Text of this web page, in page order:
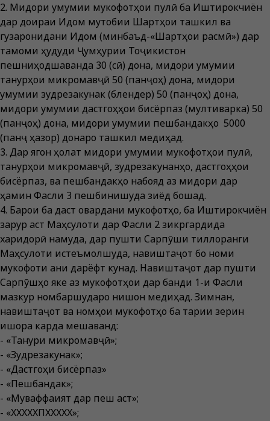
2. Миқдори умумии мукофотҳои пулӣ ба Иштирокчиён
дар доираи Иқдом мутобиқи Шартҳои ташкил ва
гузаронидани Иқдом (минбаъд-«Шартҳои расмӣ») дар
тамоми ҳудуди Ҷумҳурии Тоҷикистон
пешниҳодшаванда 30 (сӣ) дона, миқдори умумии
танурҳои микромавҷӣ 50 (панҷоҳ) дона, миқдори
умумии зудрезакунак (блендер) 50 (панҷоҳ) дона,
миқдори умумии дастгоҳҳои бисёрпаз (мултиварка) 50
(панҷоҳ) дона, миқдори умумии пешбандакҳо 5000
(панҷ ҳазор) донаро ташкил медиҳад.
3. Дар ягон ҳолат миқдори умумии мукофотҳои пулӣ,
танурҳои микромавҷӣ, зудрезакунанҳо, дастгоҳҳои
бисёрпаз, ва пешбандакҳо набояд аз миқдори дар
ҳамин Фасли 3 пешбинишуда зиёд бошад.
4. Барои ба даст овардани мукофотҳо, ба Иштирокчиён
зарур аст Маҳсулоти дар Фасли 2 зикргардида
харидорӣ намуда, дар пушти Сарпӯши тиллоранги
Маҳсулоти истеъмолшуда, навиштаҷот бо номи
мукофоти аниқ дарёфт кунад. Навиштаҷот дар пушти
Сарпӯшҳо яке аз мукофотҳои дар банди 1-и Фасли
мазкур номбаршударо нишон медиҳад. Зимнан,
навиштаҷот ва номҳои мукофотҳо ба тариқи зерин
ишора карда мешаванд:
- «Танури микромавҷӣ»;
- «Зудрезакунак»;
- «Дастгоҳи бисёрпаз»
- «Пешбандак»;
- «Муваффақият дар пеш аст»;
- «ХХХХХПХХХХХ»;